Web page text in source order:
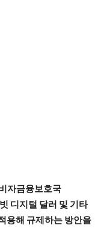
자금융보호국
디지털 달러 및 기타
용해 규제하는 방안을